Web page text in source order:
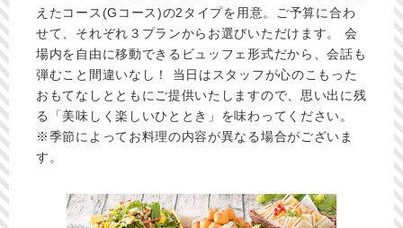
えたコース(Gコース)の2タイプを用意。ご予算に合わ
せて、それぞれ３プランからお選びいただけます。 会
場内を自由に移動できるビュッフェ形式だから、会話も
弾むこと間違いなし！ 当日はスタッフが心のこもった
おもてなしとともにご提供いたしますので、思い出に残
る「美味しく楽しいひととき」を味わってください。
※季節によってお料理の内容が異なる場合がございま
す。